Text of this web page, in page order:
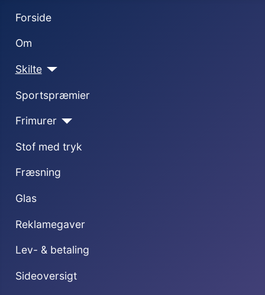
Forside
Om
Skilte
Sportspræmier
Frimurer
Stof med tryk
Fræsning
Glas
Reklamegaver
Lev- & betaling
Sideoversigt